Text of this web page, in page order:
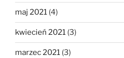
maj 2021 (4)
kwiecień 2021 (3)
marzec 2021 (3)